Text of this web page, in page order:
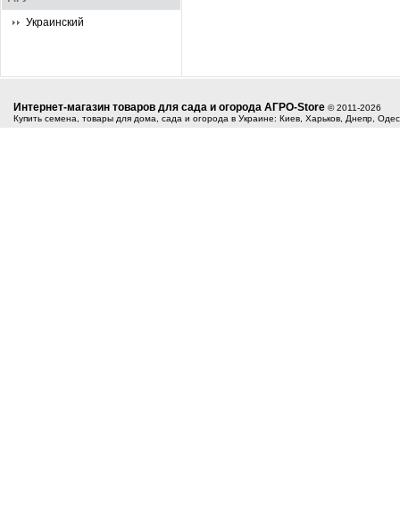
Украинский
Интернет-магазин товаров для сада и огорода АГРО-Store © 2011-2026
Купить семена, товары для дома, сада и огорода в Украине: Киев, Харьков, Днепр,